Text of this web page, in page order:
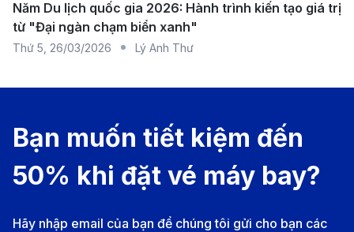
Japan Airlines (JAL):
Một trong những hãng bay
uy tín tại Nhật Bản, JAL khai thác các chuyến bay
đại, JAL mang đến chuyến bay tiện nghi.
Cathay Pacific: Hãng hàng không nổi tiếng của
Hồng Kông, Cathay Pacific cung cấp các chuyến
dịch vụ cao cấp và không gian thoải mái, giúp hành
Năm Du lịch quốc gia 2026: Hành trình kiến tạo giá trị
từ "Đại ngàn chạm biển xanh"
Thứ 5 26/03/2026 Lý Anh Thư
Bạn muốn tiết kiệm đến
50% khi đặt vé máy bay?
Hãy nhập email của bạn để chúng tôi gửi cho bạn các